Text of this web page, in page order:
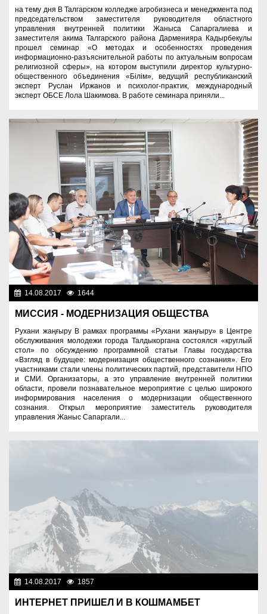
на тему дня В Талгарском колледже агробизнеса и менеджмента под
председательством заместителя руководителя областного
управления внутренней политики Жаныса Сапаргалиева и
заместителя акима Талгарского района Дарменияра Кадырбекулы
прошел семинар «О методах и особенностях проведения
информационно-разъяснительной работы по актуальным вопросам
религиозной сферы», на котором выступили директор культурно-
общественного объединения «Білім», ведущий республиканский
эксперт Руслан Иржанов и психолог-практик, международный
эксперт ОБСЕ Лола Шакимова. В работе семинара приняли...
14.08.2017 1644
МИССИЯ - МОДЕРНИЗАЦИЯ ОБЩЕСТВА
Рухани жаңғыру В рамках программы «Рухани жаңғыру» в Центре
обслуживания молодежи города Талдыкоргана состоялся «круглый
стол» по обсуждению программной статьи Главы государства
«Взгляд в будущее: модернизация общественного сознания». Его
участниками стали члены политических партий, представители НПО
и СМИ. Организаторы, а это управление внутренней политики
области, провели познавательное мероприятие с целью широкого
информирования населения о модернизации общественного
сознания. Открыл мероприятие заместитель руководителя
управления Жаныс Сапаргали...
14.08.2017 1857
ИНТЕРНЕТ ПРИШЕЛ И В КОШМАМБЕТ